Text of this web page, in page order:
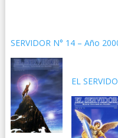
SERVIDOR N° 14 – Año
EL